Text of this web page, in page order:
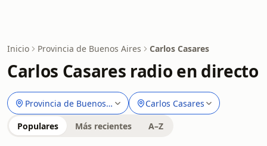
Inicio Provincia de Buenos Aires Carlos Casares
Carlos Casares radio en directo
Provincia de Buenos Aires Carlos Casares
Populares Más recientes A–Z